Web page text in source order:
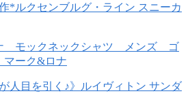
*ルクセンブルグ・ライン スニーカ
モックネックシャツ メンズ ゴ
ーク&ロナ
人目を引く♪》ルイヴィトン サンダ